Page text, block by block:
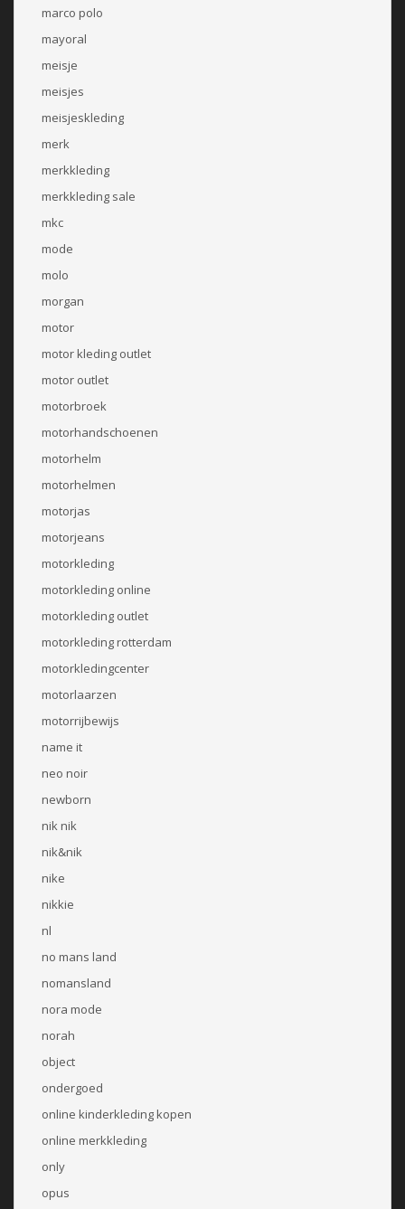
marco polo
mayoral
meisje
meisjes
meisjeskleding
merk
merkkleding
merkkleding sale
mkc
mode
molo
morgan
motor
motor kleding outlet
motor outlet
motorbroek
motorhandschoenen
motorhelm
motorhelmen
motorjas
motorjeans
motorkleding
motorkleding online
motorkleding outlet
motorkleding rotterdam
motorkledingcenter
motorlaarzen
motorrijbewijs
name it
neo noir
newborn
nik nik
nik&nik
nike
nikkie
nl
no mans land
nomansland
nora mode
norah
object
ondergoed
online kinderkleding kopen
online merkkleding
only
opus